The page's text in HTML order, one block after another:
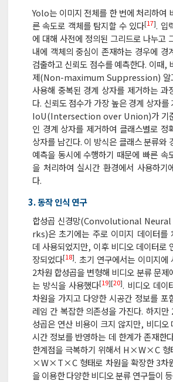
Yolo는 이미지 전체를 한 번에 처리하여
른 속도로 객체를 탐지할 수 있다[17]. 입
에 대해 사전에 정의된 그리드로 나누고
내에 객체의 중심이 존재하는 경우에 경
검출하고 신뢰도 점수를 예측한다. 이때,
제(Non-maximum Suppression) 알
사용해 중복된 경계 상자를 제거하는 과
다. 신뢰도 점수가 가장 높은 경계 상자를
IoU(Intersection over Union)가 기
인 경계 상자를 제거하여 클래스별로 정
상자를 남긴다. 이 방식은 클래스 분류와
예측을 동시에 수행하기 때문에 빠른 속
을 처리하여 실시간 환경에서 사용하기
다.
3. 동작 인식 연구
합성곱 신경망(Convolutional
rks)은 초기에는 주로 이미지 데이터를
데 사용되었지만, 이후 비디오 데이터로
장되었다[18]. 초기 연구에서는 이미지에
2차원 합성곱을 변형해 비디오 분류 문제
는 방식을 사용했다[19][20]. 비디오 데이
차원을 가지고 다양한 시공간 정보를 포
레임 간 복잡한 의존성을 가진다. 하지만
성곱은 연산 비용이 크지 않지만, 비디오
시간 정보를 반영하는 데 한계가 존재한
한계점을 극복하기 위해서 H×W×C 형
×W×T×C 형태로 차원을 확장한 3차
을 이용한 다양한 비디오 분류 연구들이